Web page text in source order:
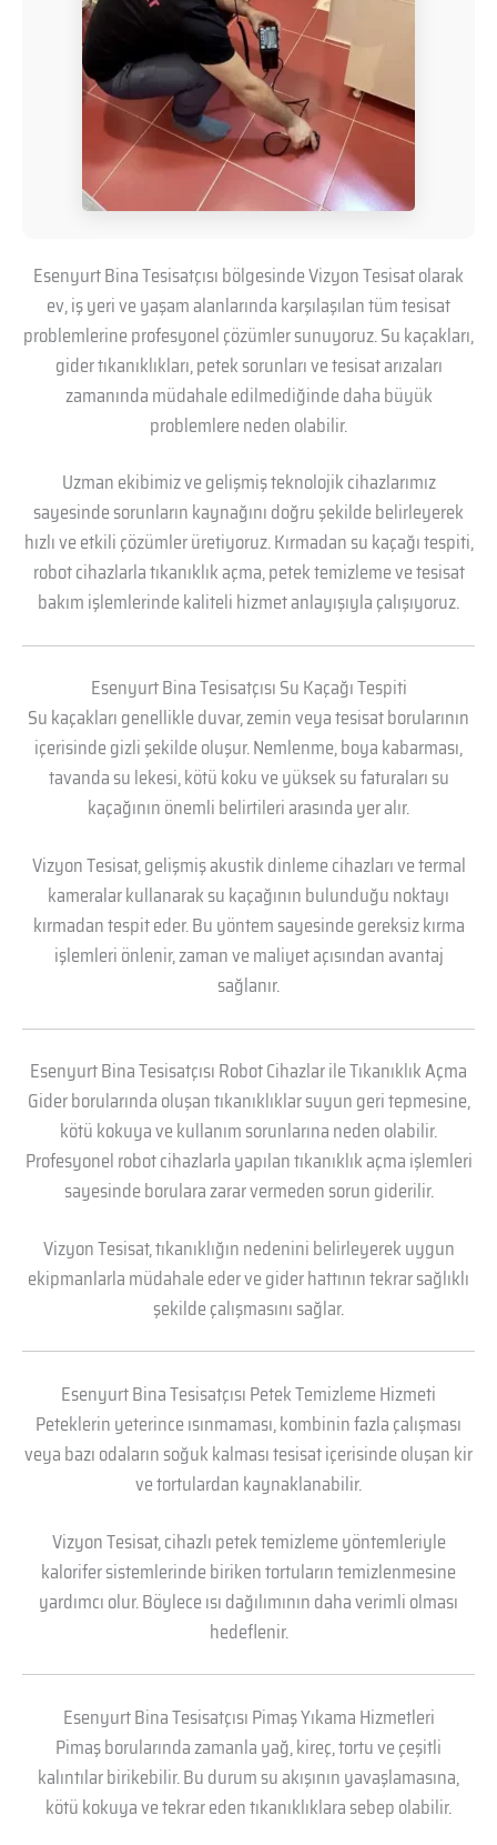
Esenyurt Bina Tesisatçısı bölgesinde Vizyon Tesisat olarak
ev, iş yeri ve yaşam alanlarında karşılaşılan tüm tesisat
problemlerine profesyonel çözümler sunuyoruz. Su kaçakları,
gider tıkanıklıkları, petek sorunları ve tesisat arızaları
zamanında müdahale edilmediğinde daha büyük
problemlere neden olabilir.
Uzman ekibimiz ve gelişmiş teknolojik cihazlarımız
sayesinde sorunların kaynağını doğru şekilde belirleyerek
hızlı ve etkili çözümler üretiyoruz. Kırmadan su kaçağı tespiti,
robot cihazlarla tıkanıklık açma, petek temizleme ve tesisat
bakım işlemlerinde kaliteli hizmet anlayışıyla çalışıyoruz.
Esenyurt Bina Tesisatçısı Su Kaçağı Tespiti
Su kaçakları genellikle duvar, zemin veya tesisat borularının
içerisinde gizli şekilde oluşur. Nemlenme, boya kabarması,
tavanda su lekesi, kötü koku ve yüksek su faturaları su
kaçağının önemli belirtileri arasında yer alır.
Vizyon Tesisat, gelişmiş akustik dinleme cihazları ve termal
kameralar kullanarak su kaçağının bulunduğu noktayı
kırmadan tespit eder. Bu yöntem sayesinde gereksiz kırma
işlemleri önlenir, zaman ve maliyet açısından avantaj
sağlanır.
Esenyurt Bina Tesisatçısı Robot Cihazlar ile Tıkanıklık Açma
Gider borularında oluşan tıkanıklıklar suyun geri tepmesine,
kötü kokuya ve kullanım sorunlarına neden olabilir.
Profesyonel robot cihazlarla yapılan tıkanıklık açma işlemleri
sayesinde borulara zarar vermeden sorun giderilir.
Vizyon Tesisat, tıkanıklığın nedenini belirleyerek uygun
ekipmanlarla müdahale eder ve gider hattının tekrar sağlıklı
şekilde çalışmasını sağlar.
Esenyurt Bina Tesisatçısı Petek Temizleme Hizmeti
Peteklerin yeterince ısınmaması, kombinin fazla çalışması
veya bazı odaların soğuk kalması tesisat içerisinde oluşan kir
ve tortulardan kaynaklanabilir.
Vizyon Tesisat, cihazlı petek temizleme yöntemleriyle
kalorifer sistemlerinde biriken tortuların temizlenmesine
yardımcı olur. Böylece ısı dağılımının daha verimli olması
hedeflenir.
Esenyurt Bina Tesisatçısı Pimaş Yıkama Hizmetleri
Pimaş borularında zamanla yağ, kireç, tortu ve çeşitli
kalıntılar birikebilir. Bu durum su akışının yavaşlamasına,
kötü kokuya ve tekrar eden tıkanıklıklara sebep olabilir.